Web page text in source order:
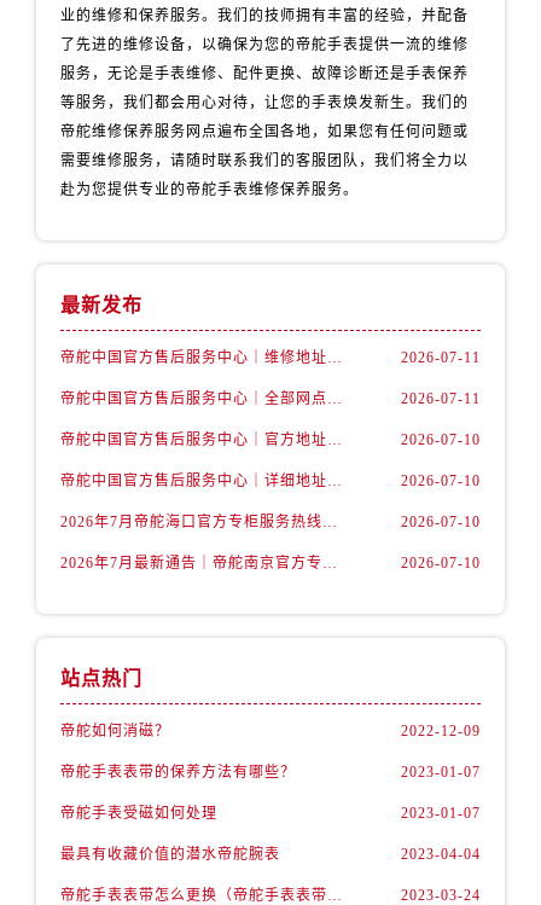
辽宁省铁岭市银州区南马路帝舵售后服务中心（需提前预约）
内蒙古自治区鄂尔多斯市东胜区伊金霍洛街帝舵售后服务中心（需提前预约）
业的维修和保养服务。我们的技师拥有丰富的经验，并配备
了先进的维修设备，以确保为您的帝舵手表提供一流的维修
服务，无论是手表维修、配件更换、故障诊断还是手表保养
等服务，我们都会用心对待，让您的手表焕发新生。我们的
帝舵维修保养服务网点遍布全国各地，如果您有任何问题或
需要维修服务，请随时联系我们的客服团队，我们将全力以
赴为您提供专业的帝舵手表维修保养服务。
最新发布
帝舵中国官方售后服务中心｜维修地址及售后服务热线权威信息声明（2026年7月最新） 2026-07-11
帝舵中国官方售后服务中心｜全部网点地址及电话权威信息通告（2026年7月最新） 2026-07-11
帝舵中国官方售后服务中心｜官方地址与客服热线权威信息声明（2026年7月最新） 2026-07-10
帝舵中国官方售后服务中心｜详细地址与24小时客服电话权威信息声明（2026年7月最新） 2026-07-10
2026年7月帝舵海口官方专柜服务热线大全+客户咨询通道公开 2026-07-10
2026年7月最新通告｜帝舵南京官方专柜服务热线一键获取攻略 2026-07-10
站点热门
帝舵如何消磁？ 2022-12-09
帝舵手表表带的保养方法有哪些？ 2023-01-07
帝舵手表受磁如何处理 2023-01-07
最具有收藏价值的潜水帝舵腕表 2023-04-04
帝舵手表表带怎么更换（帝舵手表表带如何更换) 2023-03-24